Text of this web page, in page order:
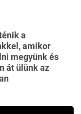
a
amikor
megyünk és
át ülünk az